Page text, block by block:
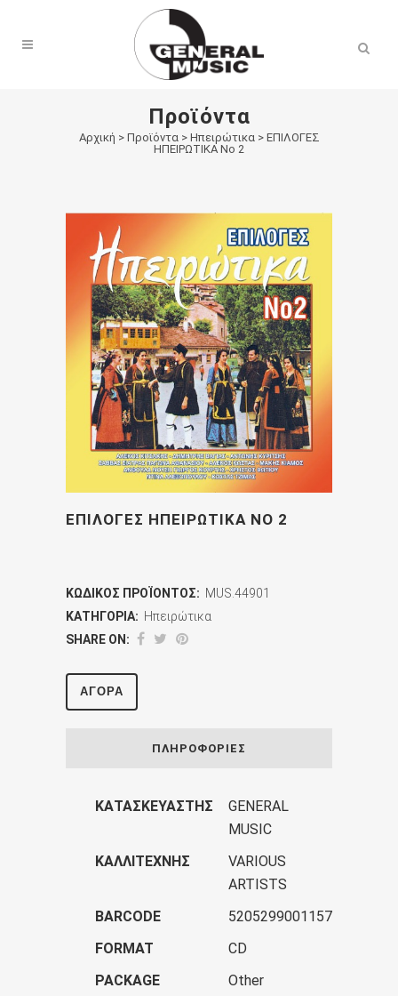
Προϊόντα
Αρχική > Προϊόντα> Ηπειρώτικα> ΕΠΙΛΟΓΕΣ
ΗΠΕΙΡΩΤΙΚΑ Νο 2
ΕΠΙΛΟΓΕΣ ΗΠΕΙΡΩΤΙΚΑ ΝΟ 2
ΚΩΔΙΚΌΣ ΠΡΟΪΌΝΤΟΣ: MUS.44901
ΚΑΤΗΓΟΡΊΑ: Ηπειρώτικα
SHARE ON:
ΑΓΟΡΆ
ΠΛΗΡΟΦΟΡΊΕΣ
ΚΑΤΑΣΚΕΥΑΣΤΉΣ
GENERAL
MUSIC
ΚΑΛΛΙΤΈΧΝΗΣ
VARIOUS
ARTISTS
BARCODE
5205299001157
FORMAT
CD
PACKAGE
Other